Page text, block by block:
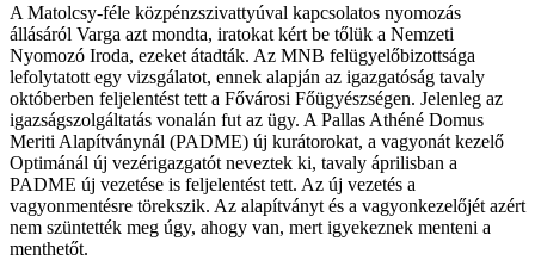
A Matolcsy-féle közpénzszivattyúval kapcsolatos nyomozás
állásáról Varga azt mondta, iratokat kért be tőlük a Nemzeti
Nyomozó Iroda, ezeket átadták. Az MNB felügyelőbizottsága
lefolytatott egy vizsgálatot, ennek alapján az igazgatóság tavaly
októberben feljelentést tett a Fővárosi Főügyészségen. Jelenleg az
igazságszolgáltatás vonalán fut az ügy. A Pallas Athéné Domus
Meriti Alapítványnál (PADME) új kurátorokat, a vagyonát kezelő
Optimánál új vezérigazgatót neveztek ki, tavaly áprilisban a
PADME új vezetése is feljelentést tett. Az új vezetés a
vagyonmentésre törekszik. Az alapítványt és a vagyonkezelőjét azért
nem szüntették meg úgy, ahogy van, mert igyekeznek menteni a
menthetőt.